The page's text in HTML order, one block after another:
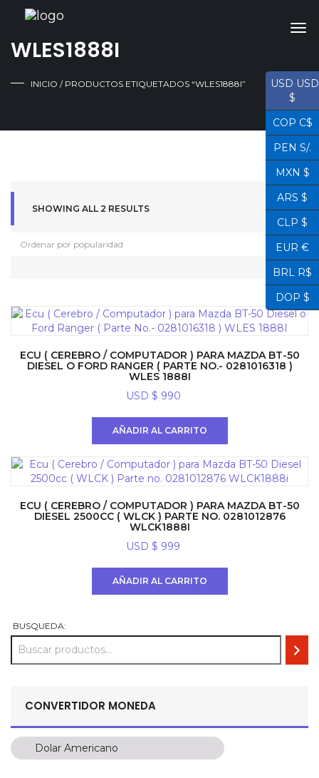
WLES1888I
INICIO / PRODUCTOS ETIQUETADOS “WLES1888I”
SHOWING ALL 2 RESULTS
ECU ( CEREBRO / COMPUTADOR ) PARA MAZDA BT-50
DIESEL O FORD RANGER ( PARTE NO.- 0281016318 )
WLES 1888I
USD $ 990
AÑADIR AL CARRITO
ECU ( CEREBRO / COMPUTADOR ) PARA MAZDA BT-50
DIESEL 2500CC ( WLCK ) PARTE NO. 0281012876
WLCK1888I
USD $ 999
AÑADIR AL CARRITO
BUSQUEDA:
CONVERTIDOR MONEDA
Dolar Americano
Dolar Americano
USD USD
$
COP C$
PEN S/.
MXN $
ARS $
CLP $
EUR €
BRL R$
DOP $